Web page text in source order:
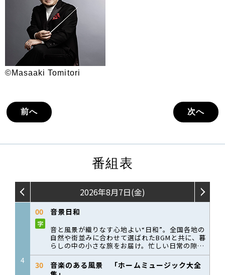
©Masaaki Tomitori
前へ 次へ
番組表